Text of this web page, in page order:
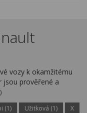
vozy k okamžitému
jsou prověřené a
(1) Užitková (1)
X